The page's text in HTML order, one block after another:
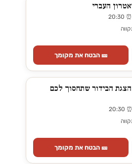
העברי
🎫 הבטח את מקומך
הצגת הבידור שתחסוך לכם
🎫 הבטח את מקומך